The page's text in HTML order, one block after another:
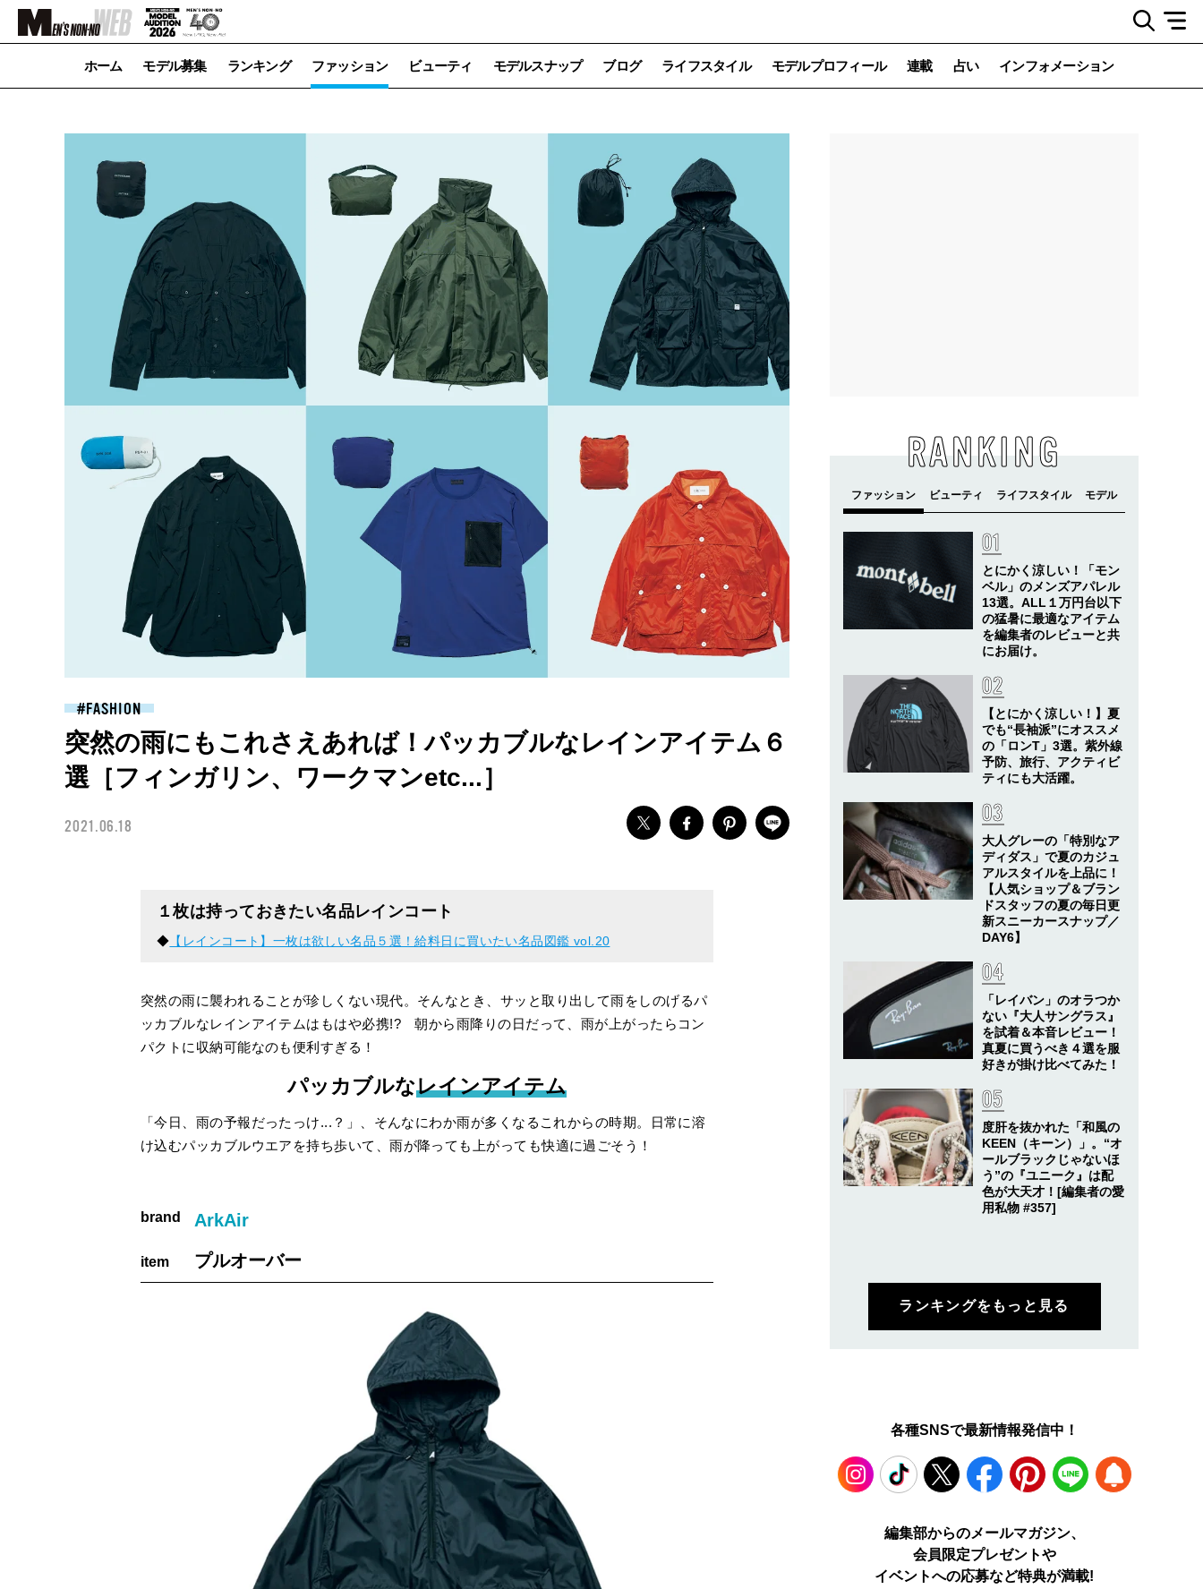
ホーム モデル募集 ランキング ファッション ビューティ モデルスナップ ブログ ライフスタイル モデルプロフィール 連載 占い インフォメーション
FASHION
突然の雨にもこれさえあれば！パッカブルなレインアイテム６
選［フィンガリン、ワークマンetc...］
2021.06.18
１枚は持っておきたい名品レインコート
◆ 【レインコート】一枚は欲しい名品５選！給料日に買いたい名品図鑑 vol.20
突然の雨に襲われることが珍しくない現代。そんなとき、サッと取り出して雨をしのげるパ
ッカブルなレインアイテムはもはや必携!? 朝から雨降りの日だって、雨が上がったらコン
パクトに収納可能なのも便利すぎる！
パッカブルなレインアイテム
「今日、雨の予報だったっけ...？」、そんなにわか雨が多くなるこれからの時期。日常に溶
け込むパッカブルウエアを持ち歩いて、雨が降っても上がっても快適に過ごそう！
brand ArkAir
item プルオーバー
RANKING
とにかく涼しい！「モン
ベル」のメンズアパレル
13選。ALL１万円台以下
の猛暑に最適なアイテム
を編集者のレビューと共
にお届け。
【とにかく涼しい！】夏
でも“長袖派”にオススメ
の「ロンT」3選。紫外線
予防、旅行、アクティビ
ティにも大活躍。
大人グレーの「特別なア
ディダス」で夏のカジュ
アルスタイルを上品に！
【人気ショップ＆ブラン
ドスタッフの夏の毎日更
新スニーカースナップ／
DAY6】
「レイバン」のオラつか
ない『大人サングラス』
を試着＆本音レビュー！
真夏に買うべき４選を服
好きが掛け比べてみた！
度肝を抜かれた「和風の
KEEN（キーン）」。“オ
ールブラックじゃないほ
う”の『ユニーク』は配
色が大天才！[編集者の愛
用私物 #357]
ランキングをもっと見る
各種SNSで最新情報発信中！
TikTok Facebook Pinterest LINE
編集部からのメールマガジン、
会員限定プレゼントや
イベントへの応募など特典が満載!